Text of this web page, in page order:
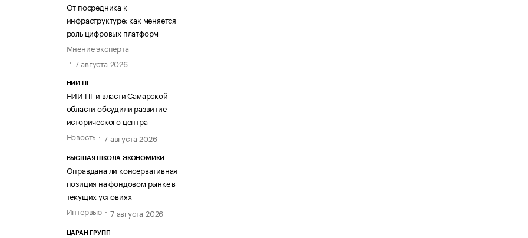
От посредника к
инфраструктуре: как меняется
роль цифровых платформ
Мнение эксперта
7 августа 2026
НИИ ПГ
НИИ ПГ и власти Самарской
области обсудили развитие
исторического центра
Новость
7 августа 2026
ВЫСШАЯ ШКОЛА ЭКОНОМИКИ
Оправдана ли консервативная
позиция на фондовом рынке в
текущих условиях
Интервью
7 августа 2026
ЦАРАН ГРУПП